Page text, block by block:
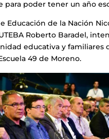
poder tener un año
de la Nación
Roberto Baradel,
educativa y familiares
49 de Moreno.